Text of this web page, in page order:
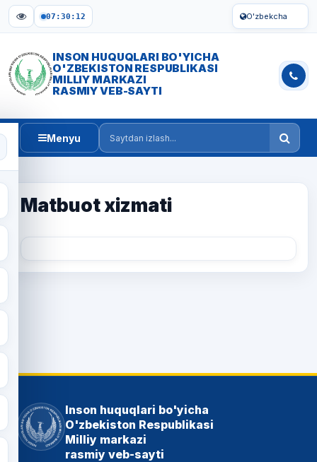
07:30:12 O'zbekcha
INSON HUQUQLARI BO'YICHA
O'ZBEKISTON RESPUBLIKASI
MILLIY MARKAZI
RASMIY VEB-SAYTI
Menyu
Saytdan izlash
Matbuot xizmati
Inson huquqlari bo'yicha
O'zbekiston Respublikasi
Milliy markazi
rasmiy veb-sayti